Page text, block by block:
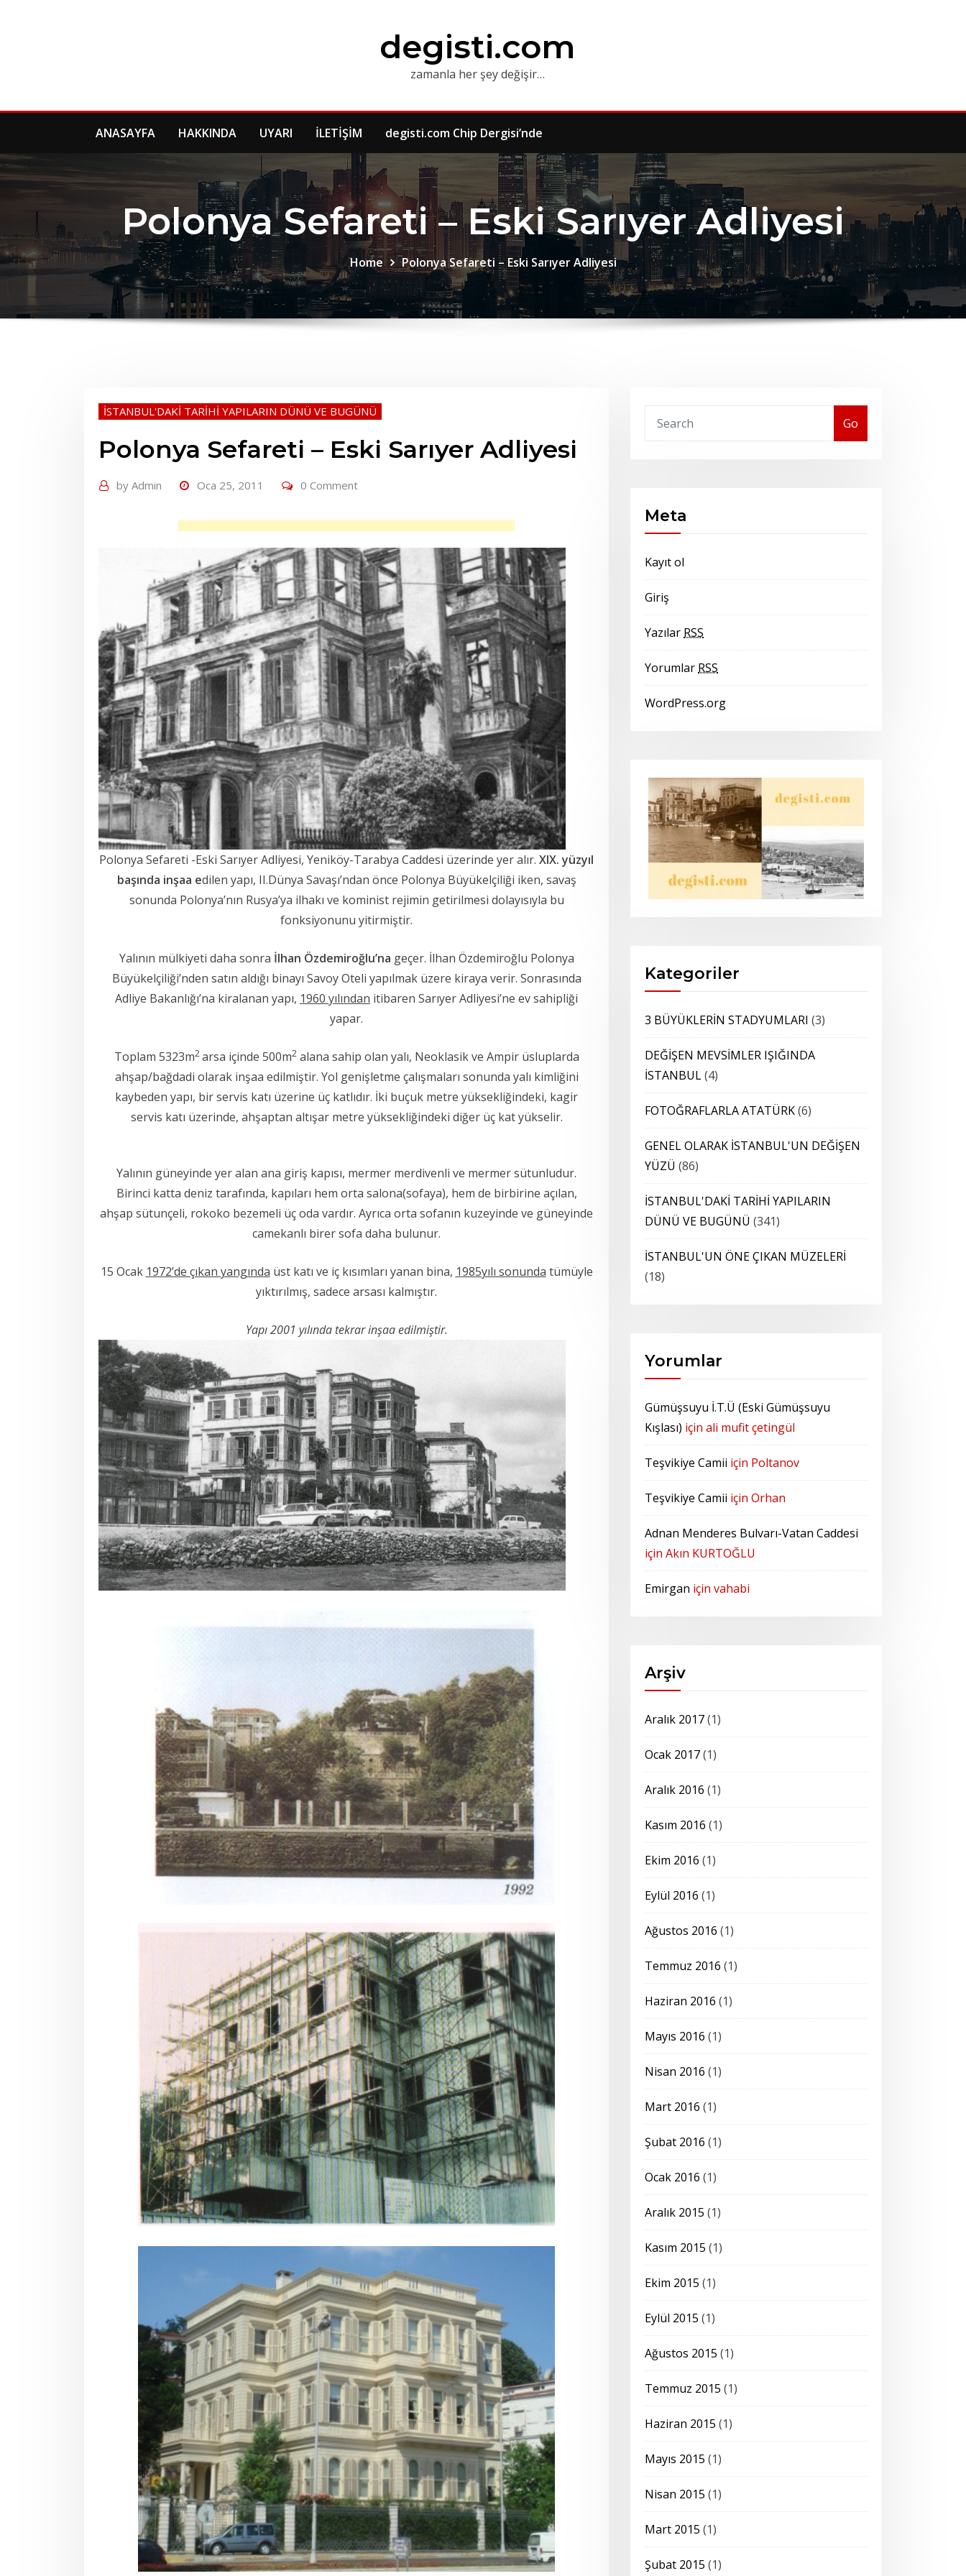
degisti.com
zamanla her şey değişir…
ANASAYFA HAKKINDA UYARI İLETİŞİM degisti.com Chip Dergisi’nde
Polonya Sefareti – Eski Sarıyer Adliyesi
Home Polonya Sefareti – Eski Sarıyer Adliyesi
İSTANBUL'DAKİ TARİHİ YAPILARIN DÜNÜ VE BUGÜNÜ
Polonya Sefareti – Eski Sarıyer Adliyesi
by Admin Oca 25, 2011 0 Comment
Polonya Sefareti -Eski Sarıyer Adliyesi, Yeniköy-Tarabya Caddesi üzerinde yer alır. XIX. yüzyıl
başında inşaa edilen yapı, II.Dünya Savaşı’ndan önce Polonya Büyükelçiliği iken, savaş
sonunda Polonya’nın Rusya’ya ilhakı ve kominist rejimin getirilmesi dolayısıyla bu
fonksiyonunu yitirmiştir.
Yalının mülkiyeti daha sonra İlhan Özdemiroğlu’na geçer. İlhan Özdemiroğlu Polonya
Büyükelçiliği’nden satın aldığı binayı Savoy Oteli yapılmak üzere kiraya verir. Sonrasında
Adliye Bakanlığı’na kiralanan yapı, 1960 yılından itibaren Sarıyer Adliyesi’ne ev sahipliği
yapar.
Toplam 5323m2arsa içinde 500m2alana sahip olan yalı, Neoklasik ve Ampir üsluplarda
ahşap/bağdadi olarak inşaa edilmiştir. Yol genişletme çalışmaları sonunda yalı kimliğini
kaybeden yapı, bir servis katı üzerine üç katlıdır. İki buçuk metre yüksekliğindeki, kagir
servis katı üzerinde, ahşaptan altışar metre yüksekliğindeki diğer üç kat yükselir.
Yalının güneyinde yer alan ana giriş kapısı, mermer merdivenli ve mermer sütunludur.
Birinci katta deniz tarafında, kapıları hem orta salona(sofaya), hem de birbirine açılan,
ahşap sütunçeli, rokoko bezemeli üç oda vardır. Ayrıca orta sofanın kuzeyinde ve güneyinde
camekanlı birer sofa daha bulunur.
15 Ocak 1972’de çıkan yangında üst katı ve iç kısımları yanan bina, 1985yılı sonunda tümüyle
yıktırılmış, sadece arsası kalmıştır.
Yapı 2001 yılında tekrar inşaa edilmiştir.
Go
Meta
Kayıt ol
Giriş
Yazılar RSS
Yorumlar RSS
WordPress.org
Kategoriler
3 BÜYÜKLERİN STADYUMLARI (3)
DEĞİŞEN MEVSİMLER IŞIĞINDA
İSTANBUL(4)
FOTOĞRAFLARLA ATATÜRK(6)
GENEL OLARAK İSTANBUL'UN DEĞİŞEN
YÜZÜ (86)
İSTANBUL'DAKİ TARİHİ YAPILARIN
DÜNÜ VE BUGÜNÜ (341)
İSTANBUL'UN ÖNE ÇIKAN MÜZELERİ
(18)
Yorumlar
Gümüşsuyu İ.T.Ü (Eski Gümüşsuyu
Kışlası) için ali mufit çetingül
Teşvikiye Camii için Poltanov
Teşvikiye Camii için Orhan
Adnan Menderes Bulvarı-Vatan Caddesi
için Akın KURTOĞLU
Emirgan için vahabi
Arşiv
Aralık 2017(1)
Ocak 2017(1)
Aralık 2016 (1)
Kasım 2016 (1)
Ekim 2016 (1)
Eylül 2016 (1)
Ağustos 2016 (1)
Temmuz 2016 (1)
Haziran 2016 (1)
Mayıs 2016 (1)
Nisan 2016 (1)
Mart 2016 (1)
Şubat 2016 (1)
Ocak 2016 (1)
Aralık 2015 (1)
Kasım 2015 (1)
Ekim 2015 (1)
Eylül 2015 (1)
Ağustos 2015 (1)
Temmuz 2015 (1)
Haziran 2015 (1)
Mayıs 2015 (1)
Nisan 2015 (1)
Mart 2015 (1)
Şubat 2015 (1)